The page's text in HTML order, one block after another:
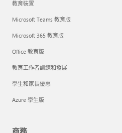
教育裝置
Microsoft Teams 教育版
Microsoft 365 教育版
Office 教育版
教育工作者訓練和發展
學生和家長優惠
Azure 學生版
商務